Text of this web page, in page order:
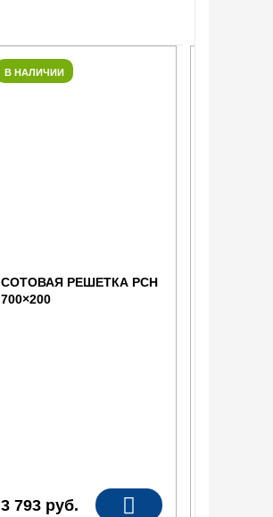
В НАЛИЧИИ
СОТОВАЯ РЕШЕТКА РСН
700×200
3 793 руб.